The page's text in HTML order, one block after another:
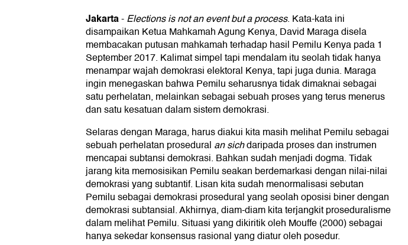
Jakarta-Elections is not an event but a process. Kata-kata ini
disampaikan Ketua Mahkamah Agung Kenya, David Maraga disela
membacakan putusan mahkamah terhadap hasil Pemilu Kenya pada 1
September 2017. Kalimat simpel tapi mendalam itu seolah tidak hanya
menampar wajah demokrasi elektoral Kenya, tapi juga dunia. Maraga
ingin menegaskan bahwa Pemilu seharusnya tidak dimaknai sebagai
satu perhelatan, melainkan sebagai sebuah proses yang terus menerus
dan satu kesatuan dalam sistem demokrasi.
Selaras dengan Maraga, harus diakui kita masih melihat Pemilu sebagai
sebuah perhelatan prosedural an sichdaripada proses dan instrumen
mencapai subtansi demokrasi. Bahkan sudah menjadi dogma. Tidak
jarang kita memosisikan Pemilu seakan berdemarkasi dengan nilai-nilai
demokrasi yang subtantif. Lisan kita sudah menormalisasi sebutan
Pemilu sebagai demokrasi prosedural yang seolah oposisi biner dengan
demokrasi subtansial. Akhirnya, diam-diam kita terjangkit proseduralisme
dalam melihat Pemilu. Situasi yang dikiritik oleh Mouffe (2000) sebagai
hanya sekedar konsensus rasional yang diatur oleh posedur.